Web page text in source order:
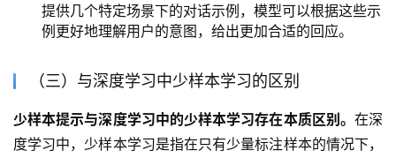
提供几个特定场景下的对话示例，模型可以根据这些示
例更好地理解用户的意图，给出更加合适的回应。
（三）与深度学习中少样本学习的区别
少样本提示与深度学习中的少样本学习存在本质区别。 在深
度学习中，少样本学习是指在只有少量标注样本的情况下，